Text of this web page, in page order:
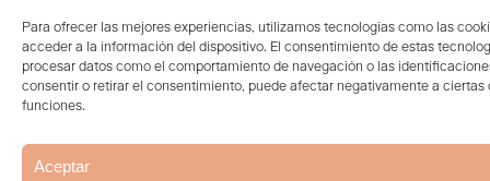
Para ofrecer las mejores experiencias, utilizamos tecnologías como las
acceder a la información del dispositivo. El consentimiento de estas
procesar datos como el comportamiento de navegación o las
consentir o retirar el consentimiento, puede afectar negativamente a ciertas
funciones.
Aceptar